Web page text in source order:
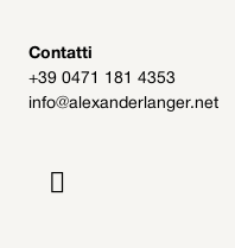
Contatti
+39 0471 181 4353
info@alexanderlanger.net
